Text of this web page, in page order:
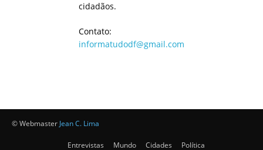
cidadãos.
Contato:
informatudodf@gmail.com
© Webmaster Jean C. Lima
Entrevistas Mundo Cidades Política